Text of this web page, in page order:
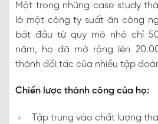
Một trong những case study
là một công ty suất ăn công
bắt đầu từ quy mô nhỏ chỉ
năm, họ đã mở rộng lên
thành đối tác của nhiều tập
Chiến lược thành công của họ:
Tập trung vào chất lượng